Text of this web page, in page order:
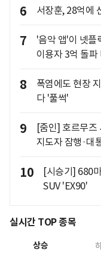
6 서장훈, 28억에
7
'음악 앱'이 넷
이용자 3억 돌파
8
폭염에도 현장
다 '풀썩'
9
[줌인] 호르무
지도자 잠행·대
10
[시승기] 680
SUV 'EX90'
실시간 TOP 종목
상승